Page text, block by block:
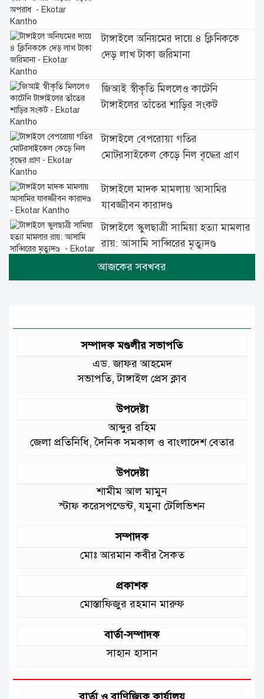
টাঙ্গাইলে অনিয়মের দায়ে ৪ ক্লিনিককে
দেড় লাখ টাকা জরিমানা
জিআই স্বীকৃতি মিললেও কাটেনি
টাঙ্গাইলের তাঁতের শাড়ির সংকট
টাঙ্গাইলে বেপরোয়া গতির
মোটরসাইকেল কেড়ে নিল বৃদ্ধের প্রাণ
টাঙ্গাইলে মাদক মামলায় আসামির
যাবজ্জীবন কারাদণ্ড
টাঙ্গাইলে স্কুলছাত্রী সামিয়া হত্যা মামলার
রায়: আসামি সাব্বিরের মৃত্যুদণ্ড
টানা বৃষ্টিতে টাঙ্গাইলে বিপর্যস্ত জনজীবন
এখন টাঙ্গাইলে
জেলার মানুষের উন্নত স্বাস্থ্যসেবায় সর্বোচ্চ
গুরুত্ব দিয়ে কাজ করছি: প্রতিমন্ত্রী টুকু
আমাদের চার পাশে ব্যাঙের ছাতার মতো
গড়ে উঠছে মাদ্রাসা ও কিন্ডার গার্ডেন
:মুক্তিযুদ্ধ বিষয়কমন্ত্রী
সম্পাদক মণ্ডলীর সভাপতি
এড. জাফর আহমেদ
সভাপতি, টাঙ্গাইল প্রেস ক্লাব
উপদেষ্টা
আব্দুর রহিম
জেলা প্রতিনিধি, দৈনিক সমকাল ও বাংলাদেশ বেতার
উপদেষ্টা
শামীম আল মামুন
স্টাফ করেসপন্ডেন্ট, যমুনা টেলিভিশন
সম্পাদক
মোঃ আরমান কবীর সৈকত
প্রকাশক
মোস্তাফিজুর রহমান মারুফ
বার্তা-সম্পাদক
সাহান হাসান